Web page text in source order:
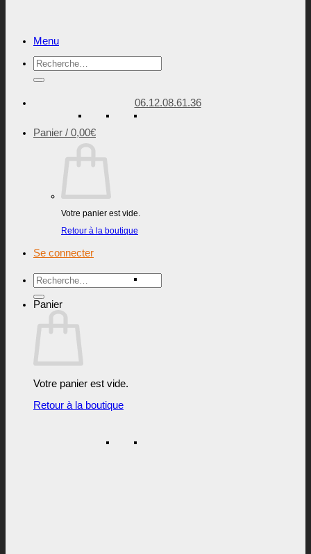
Menu
Recherche
pour :
06.12.08.61.36
Panier / 0,00€
Votre panier est vide.
Retour à la boutique
Se connecter
Recherche
pour :
Panier
Votre panier est vide.
Retour à la boutique